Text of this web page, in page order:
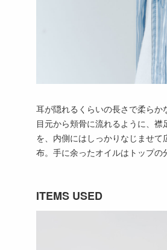
耳が隠れるくらいの長さで柔ら
目元から頬骨に流れるように、
を、内側にはしっかりなじませ
布。手に余ったオイルはトップの
ITEMS USED